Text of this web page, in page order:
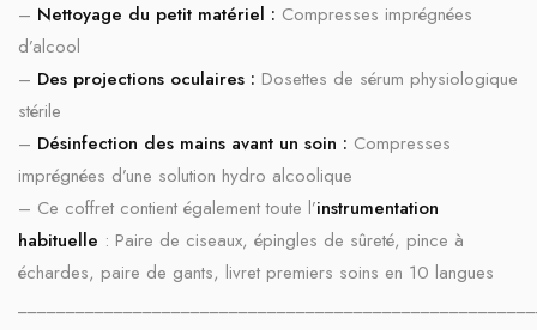
– Nettoyage du petit matériel : Compresses imprégnées
d’alcool
– Des projections oculaires : Dosettes de sérum physiologique
stérile
– Désinfection des mains avant un soin : Compresses
imprégnées d’une solution hydro alcoolique
– Ce coffret contient également toute l’instrumentation
habituelle : Paire de ciseaux, épingles de sûreté, pince à
échardes, paire de gants, livret premiers soins en 10 langues